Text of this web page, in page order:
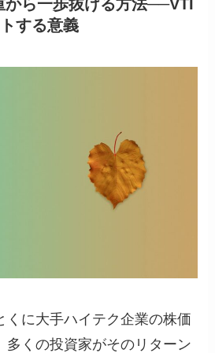
ら一歩抜ける方法──VTI
する意義
くに大手ハイテク企業の株価
多くの投資家がそのリターン